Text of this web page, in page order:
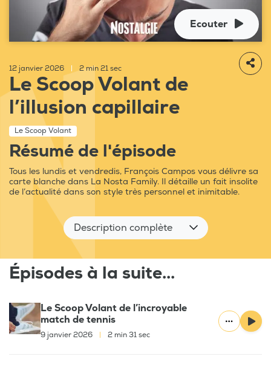
Ecouter
12 janvier 2026 2 min 21 sec
Le Scoop Volant de
l’illusion capillaire
Le Scoop Volant
Résumé de l'épisode
Tous les lundis et vendredis, François Campos vous délivre sa
carte blanche dans La Nosta Family. Il détaille un fait insolite
de l’actualité dans son style très personnel et inimitable.
Description complète
Épisodes à la suite...
Le Scoop Volant de l’incroyable
match de tennis
9 janvier 2026 2 min 31 sec